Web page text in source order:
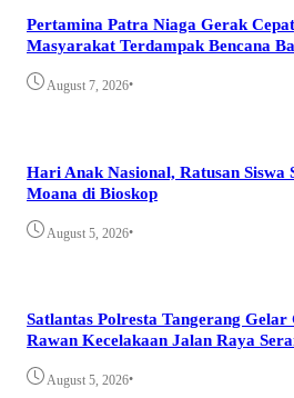
Pertamina Patra Niaga Gerak
Masyarakat Terdampak Bencana
August 7, 2026•
Hari Anak Nasional, Ratusan Siswa
Moana di Bioskop
August 5, 2026•
Satlantas Polresta Tangerang
Rawan Kecelakaan Jalan Raya
August 5, 2026•